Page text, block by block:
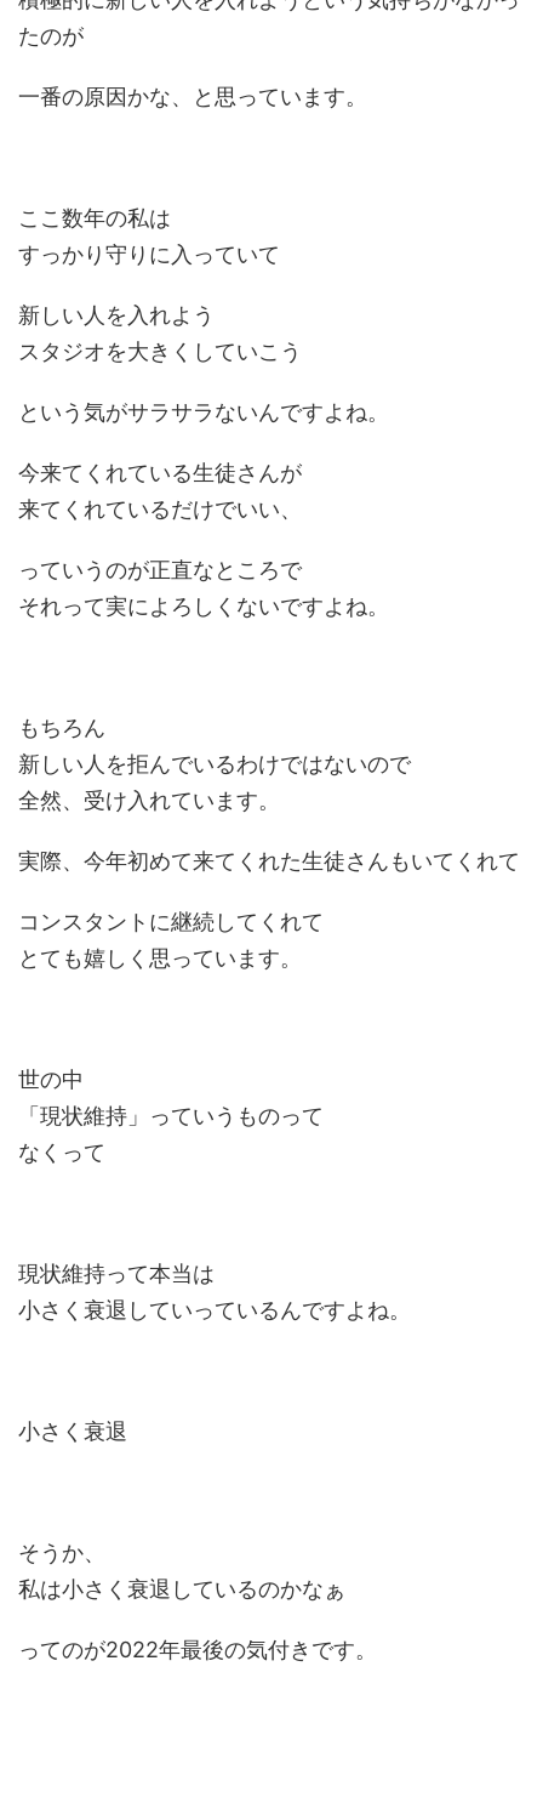
たのが
一番の原因かな、と思っています。
ここ数年の私は
すっかり守りに入っていて
新しい人を入れよう
スタジオを大きくしていこう
という気がサラサラないんですよね。
今来てくれている生徒さんが
来てくれているだけでいい、
っていうのが正直なところで
それって実によろしくないですよね。
もちろん
新しい人を拒んでいるわけではないので
全然、受け入れています。
実際、今年初めて来てくれた生徒さんもいてくれて
コンスタントに継続してくれて
とても嬉しく思っています。
世の中
「現状維持」っていうものって
なくって
現状維持って本当は
小さく衰退していっているんですよね。
小さく衰退
そうか、
私は小さく衰退しているのかなぁ
ってのが2022年最後の気付きです。